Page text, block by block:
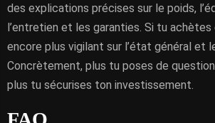
des explications précises sur le poids,
l’entretien et les garanties. Si tu achètes
encore plus vigilant sur l’état général et
Concrètement, plus tu poses de
plus tu sécurises ton investissement.